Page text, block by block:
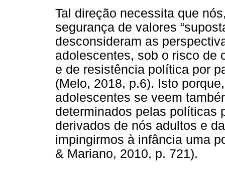
Tal direção necessita que
segurança de valores
desconsideram as
adolescentes, sob o risco de
e de resistência política por
(Melo, 2018, p.6). Isto
adolescentes se veem
determinados pelas políticas
derivados de nós adultos e
impingirmos à infância uma
& Mariano, 2010, p. 721).